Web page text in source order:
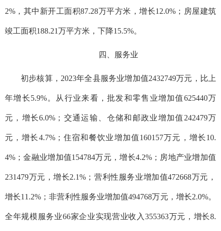
2%，其中新开工面积87.28万平方米，增长12.0%；房屋建筑
竣工面积188.21万平方米，下降15.5%。
四、服务业
初步核算，2023年全县服务业增加值2432749万元，比上
年增长5.9%。从行业来看，批发和零售业增加值625440万
元，增长6.0%；交通运输、仓储和邮政业增加值242479万
元，增长4.7%；住宿和餐饮业增加值160157万元，增长10.
4%；金融业增加值154784万元，增长4.2%；房地产业增加值
231479万元，增长2.1%；营利性服务业增加值472668万元，
增长11.2%；非营利性服务业增加值494768万元，增长2.0%。
全年规模服务业66家企业实现营业收入355363万元，增长8.